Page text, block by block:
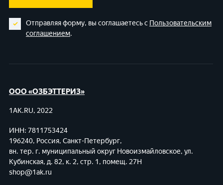
Отправляя форму, вы соглашаетесь с Пользовательским
соглашением.
ООО «ОЗБЭТТЕРИЗ»
1AK.RU, 2022
ИНН: 7811753424
196240, Россия, Санкт-Петербург,
вн. тер. г. муниципальный округ Новоизмайловское, ул.
Кубинская, д. 82, к. 2, стр. 1, помещ. 27Н
shop@1ak.ru